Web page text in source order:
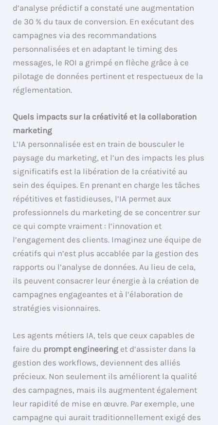
d’analyse prédictif a constaté une augmentation
de 30 % du taux de conversion. En exécutant des
campagnes via des recommandations
personnalisées et en adaptant le timing des
messages, le ROI a grimpé en flèche grâce à ce
pilotage de données pertinent et respectueux de la
réglementation.
Quels impacts sur la créativité et la collaboration
marketing
L’IA personnalisée est en train de bousculer le
paysage du marketing, et l’un des impacts les plus
significatifs est la libération de la créativité au
sein des équipes. En prenant en charge les tâches
répétitives et fastidieuses, l’IA permet aux
professionnels du marketing de se concentrer sur
ce qui compte vraiment : l’innovation et
l’engagement des clients. Imaginez une équipe de
créatifs qui n’est plus accablée par la gestion des
rapports ou l’analyse de données. Au lieu de cela,
ils peuvent consacrer leur énergie à la création de
campagnes engageantes et à l’élaboration de
stratégies visionnaires.
Les agents métiers IA, tels que ceux capables de
faire du prompt engineering et d’assister dans la
gestion des workflows, deviennent des alliés
précieux. Non seulement ils améliorent la qualité
des campagnes, mais ils augmentent également
leur rapidité de mise en œuvre. Par exemple, une
campagne qui aurait traditionnellement exigé des